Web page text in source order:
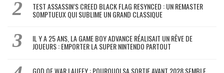
TEST ASSASSIN’S CREED BLACK FLAG RESYNCED : UN REMASTER
SOMPTUEUX QUI SUBLIME UN GRAND CLASSIQUE
IL Y A 25 ANS, LA GAME BOY ADVANCE RÉALISAIT UN RÊVE DE
JOUEURS : EMPORTER LA SUPER NINTENDO PARTOUT
GOD OF WAR LAUFEY : POURQUOI SA SORTIE AVANT 2028 SEMBLE